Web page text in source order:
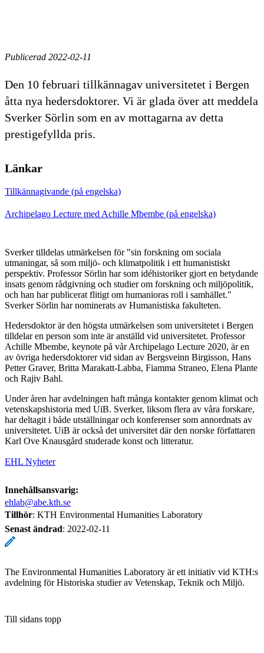
Publicerad 2022-02-11
Den 10 februari tillkännagav universitetet i Bergen
åtta nya hedersdoktorer. Vi är glada över att meddela
Sverker Sörlin som en av mottagarna av detta
prestigefyllda pris.
Länkar
Tillkännagivande (på engelska)
Archipelago Lecture med Achille Mbembe (på engelska)
Sverker tilldelas utmärkelsen för "sin forskning om sociala
utmaningar, så som miljö- och klimatpolitik i ett humanistiskt
perspektiv. Professor Sörlin har som idéhistoriker gjort en betydande
insats genom rådgivning och studier om forskning och miljöpolitik,
och han har publicerat flitigt om humanioras roll i samhället."
Sverker Sörlin har nominerats av Humanistiska fakulteten.
Hedersdoktor är den högsta utmärkelsen som universitetet i Bergen
tilldelar en person som inte är anställd vid universitetet. Professor
Achille Mbembe, keynote på vår Archipelago Lecture 2020, är en
av övriga hedersdoktorer vid sidan av Bergsveinn Birgisson, Hans
Petter Graver, Britta Marakatt-Labba, Fiamma Straneo, Elena Plante
och Rajiv Bahl.
Under åren har avdelningen haft många kontakter genom klimat och
vetenskapshistoria med UiB. Sverker, liksom flera av våra forskare,
har deltagit i både utställningar och konferenser som annordnats av
universitetet. UiB är också det universitet där den norske författaren
Karl Ove Knausgård studerade konst och litteratur.
EHL Nyheter
Innehållsansvarig:
ehlab@abe.kth.se
Tillhör: KTH Environmental Humanities Laboratory
Senast ändrad: 2022-02-11
The Environmental Humanities Laboratory är ett initiativ vid KTH:s
avdelning för Historiska studier av Vetenskap, Teknik och Miljö.
Till sidans topp